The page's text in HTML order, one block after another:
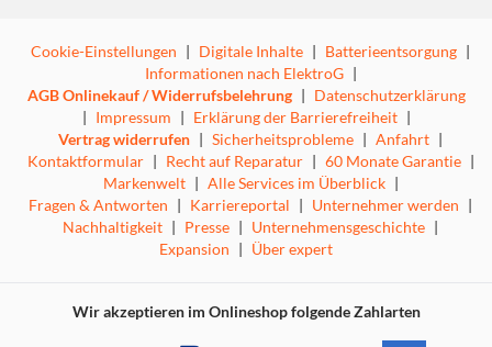
Cookie-Einstellungen | Digitale Inhalte | Batterieentsorgung |
Informationen nach ElektroG |
AGB Onlinekauf / Widerrufsbelehrung | Datenschutzerklärung
| Impressum | Erklärung der Barrierefreiheit |
Vertrag widerrufen | Sicherheitsprobleme | Anfahrt |
Kontaktformular | Recht auf Reparatur | 60 Monate Garantie |
Markenwelt | Alle Services im Überblick |
Fragen & Antworten | Karriereportal | Unternehmer werden |
Nachhaltigkeit | Presse | Unternehmensgeschichte |
Expansion | Über expert
Wir akzeptieren im Onlineshop folgende Zahlarten